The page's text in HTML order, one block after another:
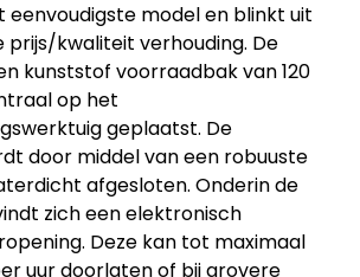
eenvoudigste model en blinkt uit
prijs/kwaliteit verhouding. De
kunststof voorraadbak van 120
op het
geplaatst. De
door middel van een robuuste
afgesloten. Onderin de
zich een elektronisch
Deze kan tot maximaal
uur doorlaten of bij grovere